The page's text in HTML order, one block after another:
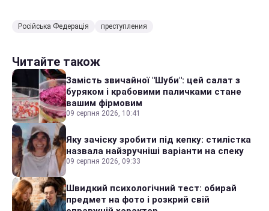
Російська Федерація преступления
Читайте також
Замість звичайної "Шуби": цей салат з
буряком і крабовими паличками стане
вашим фірмовим
09 серпня 2026, 10:41
Яку зачіску зробити під кепку: стилістка
назвала найзручніші варіанти на спеку
09 серпня 2026, 09:33
Швидкий психологічний тест: обирай
предмет на фото і розкрий свій